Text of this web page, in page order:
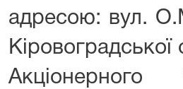
адресою: вул.
Кіровоградської